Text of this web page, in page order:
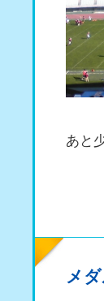
あと
メ